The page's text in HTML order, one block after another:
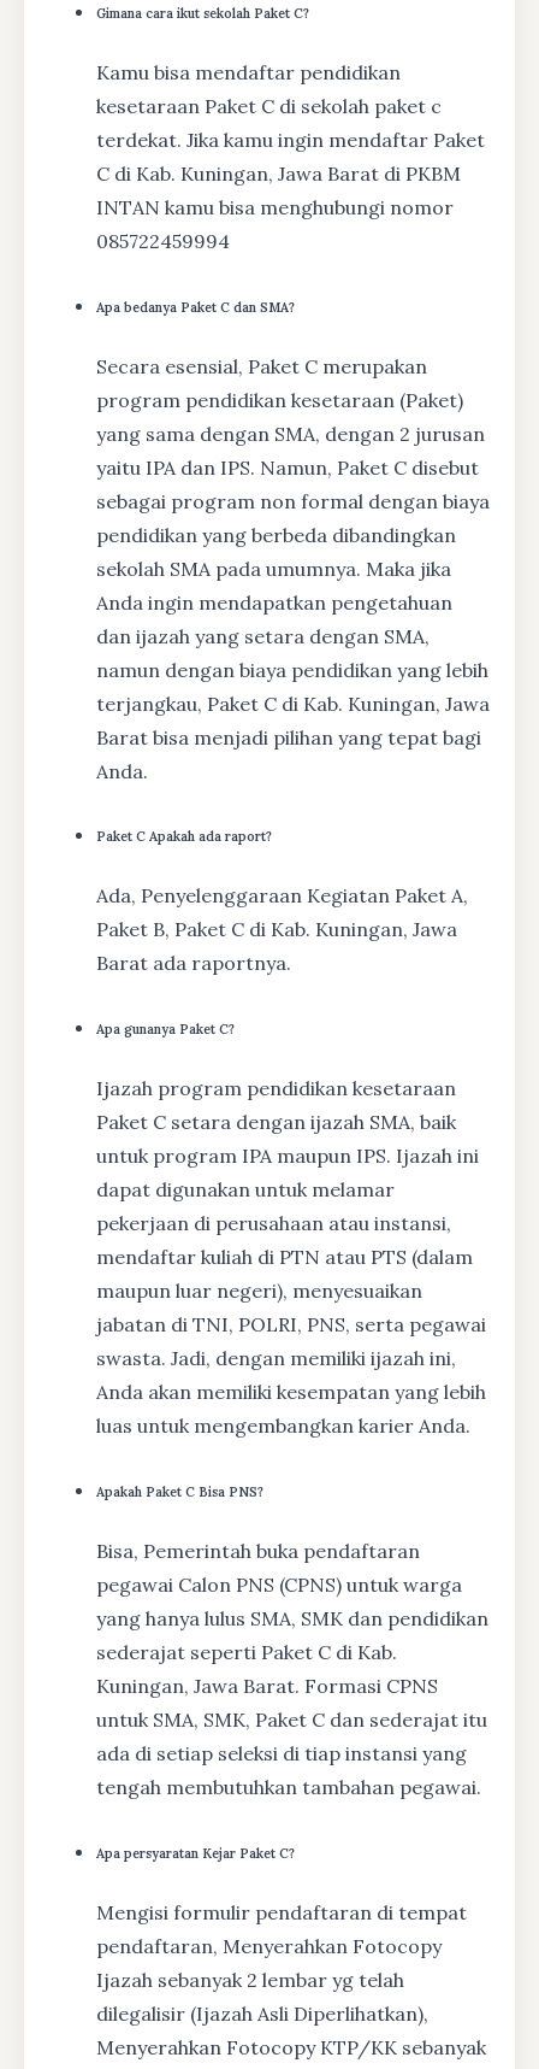
Gimana cara ikut sekolah Paket C?
Kamu bisa mendaftar pendidikan
kesetaraan Paket C di sekolah paket c
terdekat. Jika kamu ingin mendaftar Paket
C di Kab. Kuningan, Jawa Barat di PKBM
INTAN kamu bisa menghubungi nomor
085722459994
Apa bedanya Paket C dan SMA?
Secara esensial, Paket C merupakan
program pendidikan kesetaraan (Paket)
yang sama dengan SMA, dengan 2 jurusan
yaitu IPA dan IPS. Namun, Paket C disebut
sebagai program non formal dengan biaya
pendidikan yang berbeda dibandingkan
sekolah SMA pada umumnya. Maka jika
Anda ingin mendapatkan pengetahuan
dan ijazah yang setara dengan SMA,
namun dengan biaya pendidikan yang lebih
terjangkau, Paket C di Kab. Kuningan, Jawa
Barat bisa menjadi pilihan yang tepat bagi
Anda.
Paket C Apakah ada raport?
Ada, Penyelenggaraan Kegiatan Paket A,
Paket B, Paket C di Kab. Kuningan, Jawa
Barat ada raportnya.
Apa gunanya Paket C?
Ijazah program pendidikan kesetaraan
Paket C setara dengan ijazah SMA, baik
untuk program IPA maupun IPS. Ijazah ini
dapat digunakan untuk melamar
pekerjaan di perusahaan atau instansi,
mendaftar kuliah di PTN atau PTS (dalam
maupun luar negeri), menyesuaikan
jabatan di TNI, POLRI, PNS, serta pegawai
swasta. Jadi, dengan memiliki ijazah ini,
Anda akan memiliki kesempatan yang lebih
luas untuk mengembangkan karier Anda.
Apakah Paket C Bisa PNS?
Bisa, Pemerintah buka pendaftaran
pegawai Calon PNS (CPNS) untuk warga
yang hanya lulus SMA, SMK dan pendidikan
sederajat seperti Paket C di Kab.
Kuningan, Jawa Barat. Formasi CPNS
untuk SMA, SMK, Paket C dan sederajat itu
ada di setiap seleksi di tiap instansi yang
tengah membutuhkan tambahan pegawai.
Apa persyaratan Kejar Paket C?
Mengisi formulir pendaftaran di tempat
pendaftaran, Menyerahkan Fotocopy
Ijazah sebanyak 2 lembar yg telah
dilegalisir (Ijazah Asli Diperlihatkan),
Menyerahkan Fotocopy KTP/KK sebanyak